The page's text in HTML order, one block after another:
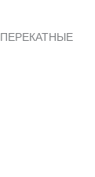
ПЕРЕКАТНЫЕ